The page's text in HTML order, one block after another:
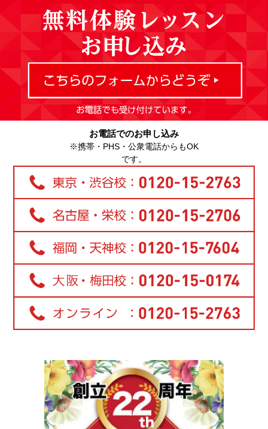
お電話でのお申し込み
※携帯・PHS・公衆電話からもOK
です。